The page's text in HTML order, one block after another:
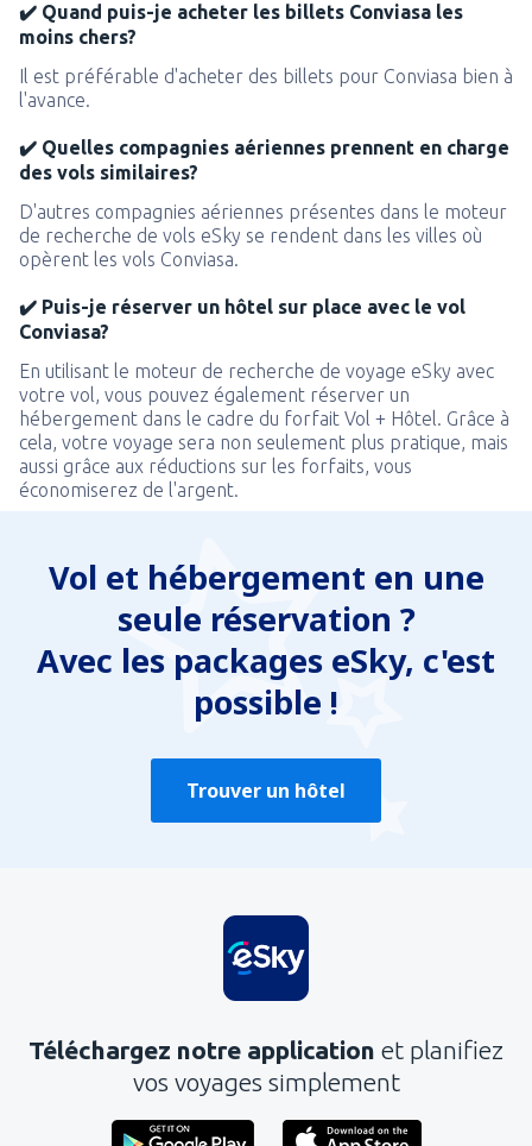
✔️ Quand puis-je acheter les billets Conviasa les
moins chers?
Il est préférable d'acheter des billets pour Conviasa bien à
l'avance.
✔️ Quelles compagnies aériennes prennent en charge
des vols similaires?
D'autres compagnies aériennes présentes dans le moteur
de recherche de vols eSky se rendent dans les villes où
opèrent les vols Conviasa.
✔️ Puis-je réserver un hôtel sur place avec le vol
Conviasa?
En utilisant le moteur de recherche de voyage eSky avec
votre vol, vous pouvez également réserver un
hébergement dans le cadre du forfait Vol + Hôtel. Grâce à
cela, votre voyage sera non seulement plus pratique, mais
aussi grâce aux réductions sur les forfaits, vous
économiserez de l'argent.
Vol et hébergement en une
seule réservation ?
Avec les packages eSky, c'est
possible !
Trouver un hôtel
Téléchargez notre application et planifiez
vos voyages simplement